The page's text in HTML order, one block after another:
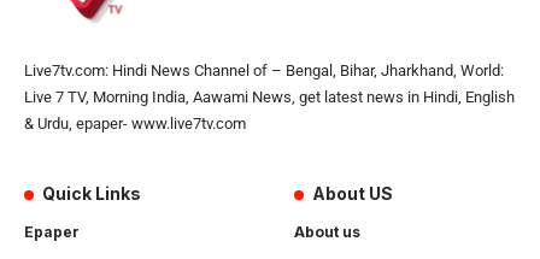
Live7tv.com: Hindi News Channel of – Bengal, Bihar, Jharkhand, World:
Live 7 TV, Morning India, Aawami News, get latest news in Hindi, English
& Urdu, epaper- www.live7tv.com
Quick Links
Epaper
About US
About us